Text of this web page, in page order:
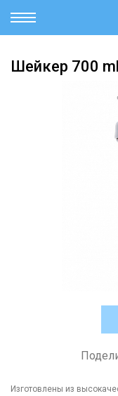
Шейкер 700
Изготовлены из